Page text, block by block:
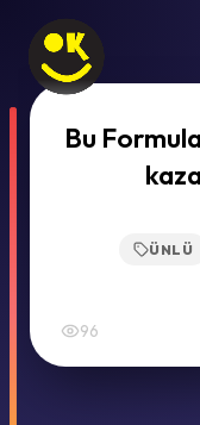
Bu
ÜNLÜ
96